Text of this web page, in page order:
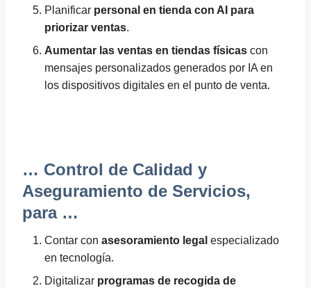
Planificar personal en tienda con AI para
priorizar ventas.
Aumentar las ventas en tiendas físicas con
mensajes personalizados generados por IA en
los dispositivos digitales en el punto de venta.
… Control de Calidad y
Aseguramiento de Servicios,
para …
Contar con asesoramiento legal especializado
en tecnología.
Digitalizar programas de recogida de